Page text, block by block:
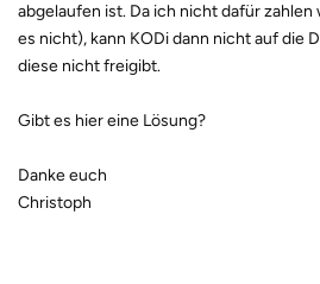
abgelaufen ist. Da ich nicht dafür
es nicht), kann KODi dann nicht auf die
diese nicht freigibt.
Gibt es hier eine Lösung?
Danke euch
Christoph